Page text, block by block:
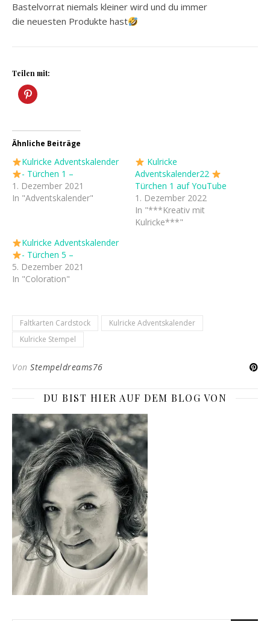
Bastelvorrat niemals kleiner wird und du immer
die neuesten Produkte hast
Teilen mit:
Ähnliche Beiträge
Kulricke Adventskalender
- Türchen 1 –
1. Dezember 2021
In "Adventskalender"
Kulricke
Adventskalender22
Türchen 1 auf YouTube
1. Dezember 2022
In "***Kreativ mit
Kulricke***"
Kulricke Adventskalender
- Türchen 5 –
5. Dezember 2021
In "Coloration"
Faltkarten Cardstock
Kulricke Adventskalender
Kulricke Stempel
Von Stempeldreams76
DU BIST HIER AUF DEM BLOG VON